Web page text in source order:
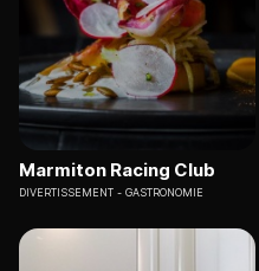
Marmiton Racing Club
DIVERTISSEMENT GASTRONOMIE